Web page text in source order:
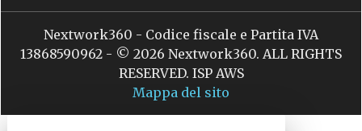
Nextwork360 - Codice fiscale e Partita IVA
13868590962 - © 2026 Nextwork360. ALL RIGHTS
RESERVED. ISP AWS
Mappa del sito